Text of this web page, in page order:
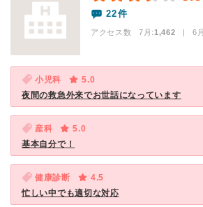
22件
アクセス数 7月:1,462 | 6
小児科
5.0
夜間の救急外来でお世話になっています
産科
5.0
基本自分で！
健康診断
4.5
忙しい中でも適切な対応